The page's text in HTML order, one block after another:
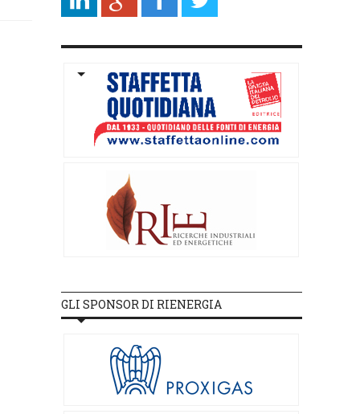
GLI SPONSOR DI RIENERGIA